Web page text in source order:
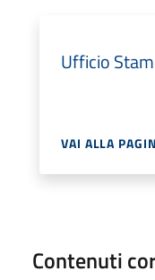
Ufficio
VAI ALLA
Contenuti